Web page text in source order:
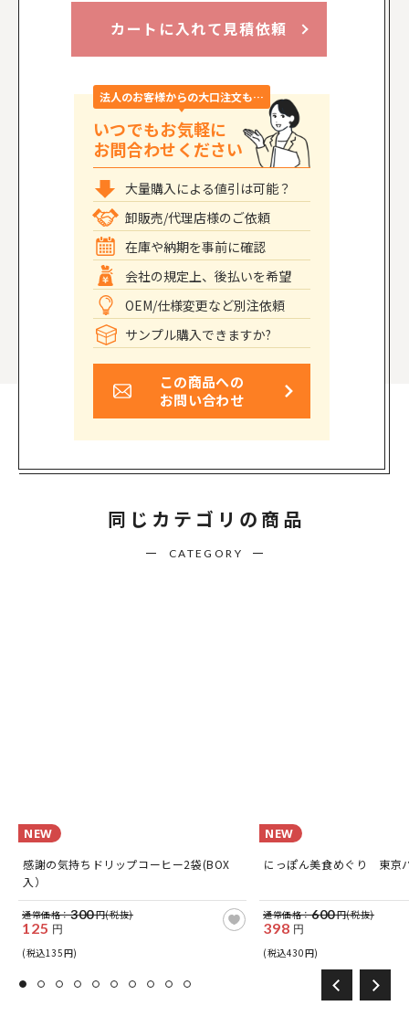
カートに入れて見積依頼
法人のお客様からの大口注文も…
いつでもお気軽に
お問合わせください
大量購入による値引は可能？
卸販売/代理店様のご依頼
在庫や納期を事前に確認
会社の規定上、後払いを希望
OEM/仕様変更など別注依頼
サンプル購入できますか?
この商品への
お問い合わせ
同じカテゴリの商品
CATEGORY
NEW
感謝の気持ちドリップコーヒー2袋(BOX
入）
通常価格：300円(税抜)
125 円
(税込135円)
NEW
にっぽん美食めぐり 東京
通常価格：600円(税抜)
398 円
(税込430円)